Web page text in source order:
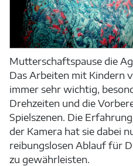
Mutterschaftspause die
Das Arbeiten mit Kindern
immer sehr wichtig,
Drehzeiten und die
Spielszenen. Die
der Kamera hat sie dabei
reibungslosen Ablauf für
zu gewährleisten.